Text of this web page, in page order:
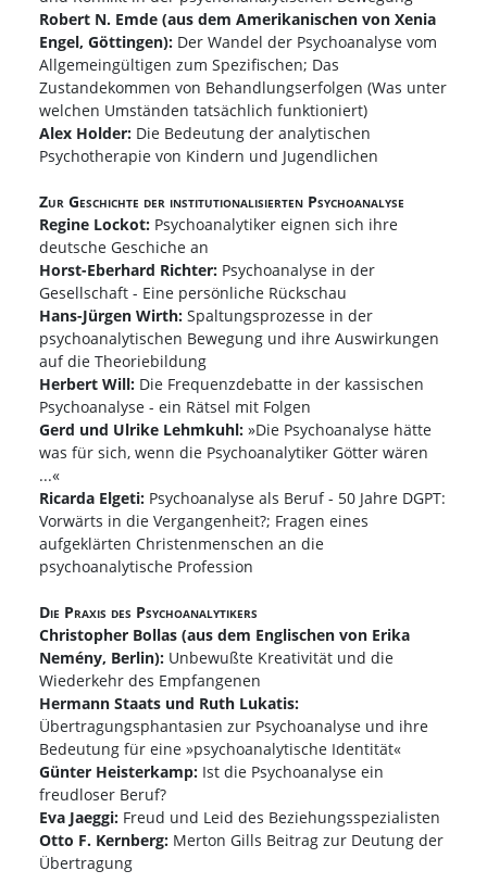
Robert N. Emde (aus dem Amerikanischen von Xenia
Engel, Göttingen): Der Wandel der Psychoanalyse vom
Allgemeingültigen zum Spezifischen; Das
Zustandekommen von Behandlungserfolgen (Was unter
welchen Umständen tatsächlich funktioniert)
Alex Holder: Die Bedeutung der analytischen
Psychotherapie von Kindern und Jugendlichen
Zur Geschichte der institutionalisierten Psychoanalyse
Regine Lockot: Psychoanalytiker eignen sich ihre
deutsche Geschiche an
Horst-Eberhard Richter: Psychoanalyse in der
Gesellschaft - Eine persönliche Rückschau
Hans-Jürgen Wirth: Spaltungsprozesse in der
psychoanalytischen Bewegung und ihre Auswirkungen
auf die Theoriebildung
Herbert Will: Die Frequenzdebatte in der kassischen
Psychoanalyse - ein Rätsel mit Folgen
Gerd und Ulrike Lehmkuhl: »Die Psychoanalyse hätte
was für sich, wenn die Psychoanalytiker Götter wären
...«
Ricarda Elgeti: Psychoanalyse als Beruf - 50 Jahre DGPT:
Vorwärts in die Vergangenheit?; Fragen eines
aufgeklärten Christenmenschen an die
psychoanalytische Profession
Die Praxis des Psychoanalytikers
Christopher Bollas (aus dem Englischen von Erika
Nemény, Berlin): Unbewußte Kreativität und die
Wiederkehr des Empfangenen
Hermann Staats und Ruth Lukatis:
Übertragungsphantasien zur Psychoanalyse und ihre
Bedeutung für eine »psychoanalytische Identität«
Günter Heisterkamp: Ist die Psychoanalyse ein
freudloser Beruf?
Eva Jaeggi: Freud und Leid des Beziehungsspezialisten
Otto F. Kernberg: Merton Gills Beitrag zur Deutung der
Übertragung